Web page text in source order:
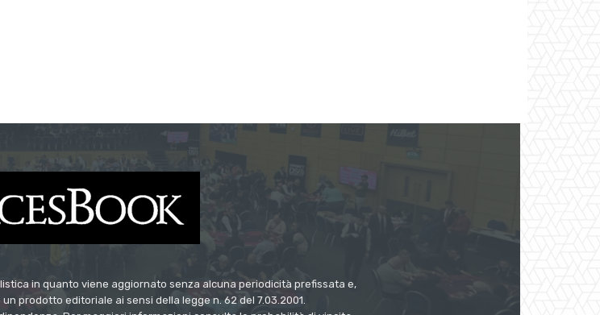
in quanto viene aggiornato senza alcuna periodicità prefissata e,
prodotto editoriale ai sensi della legge n. 62 del 7.03.2001.